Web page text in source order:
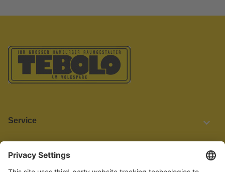
Service
Informationen